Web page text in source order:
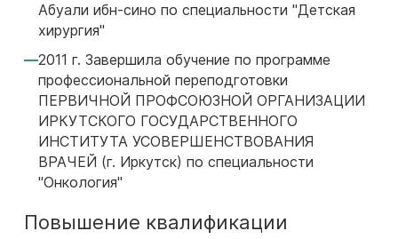
Абуали ибн-сино по специальности "Детская
хирургия"
2011 г. Завершила обучение по программе
профессиональной переподготовки
ПЕРВИЧНОЙ ПРОФСОЮЗНОЙ ОРГАНИЗАЦИИ
ИРКУТСКОГО ГОСУДАРСТВЕННОГО
ИНСТИТУТА УСОВЕРШЕНСТВОВАНИЯ
ВРАЧЕЙ (г. Иркутск) по специальности
"Онкология"
Повышение квалификации